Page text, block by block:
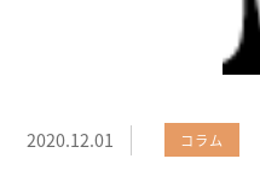
2020.12.01 コラム